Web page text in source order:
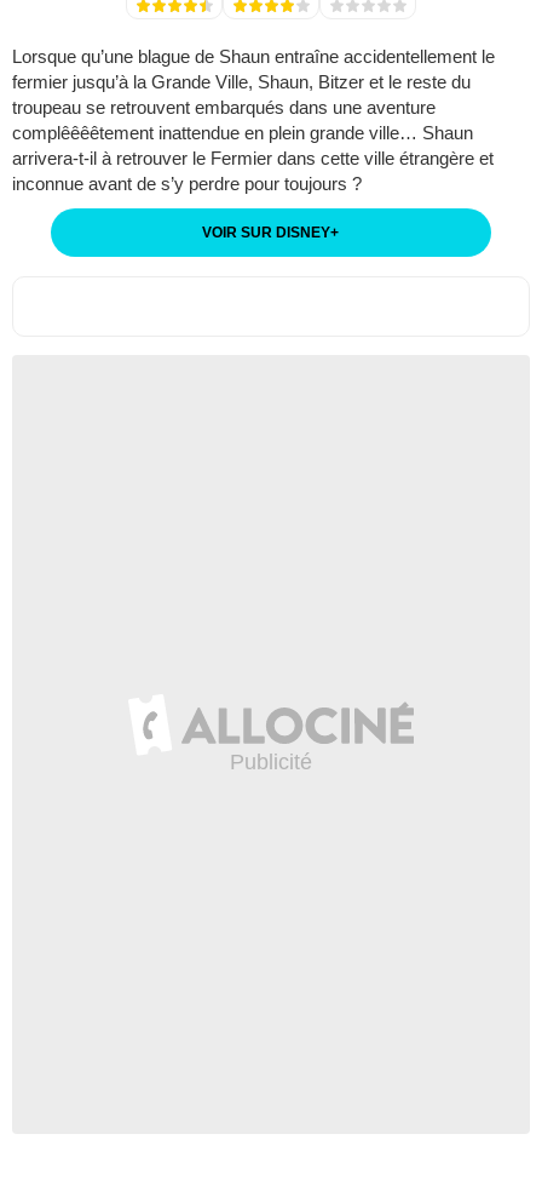
Lorsque qu’une blague de Shaun entraîne accidentellement le
fermier jusqu’à la Grande Ville, Shaun, Bitzer et le reste du
troupeau se retrouvent embarqués dans une aventure
complêêêêtement inattendue en plein grande ville… Shaun
arrivera-t-il à retrouver le Fermier dans cette ville étrangère et
inconnue avant de s’y perdre pour toujours ?
VOIR SUR DISNEY+